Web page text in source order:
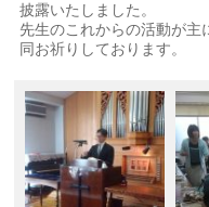
披露いたしました。
先生のこれからの活動が主
同お祈りしております。